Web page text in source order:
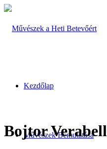
Kezdőlap
Művészek Bemutatása
Bojtor